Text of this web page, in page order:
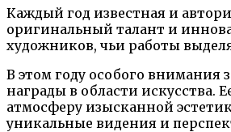
Каждый год известная и
оригинальный талант и
художников, чьи работы
В этом году особого внимания
награды в области
атмосферу изысканной
уникальные видения и